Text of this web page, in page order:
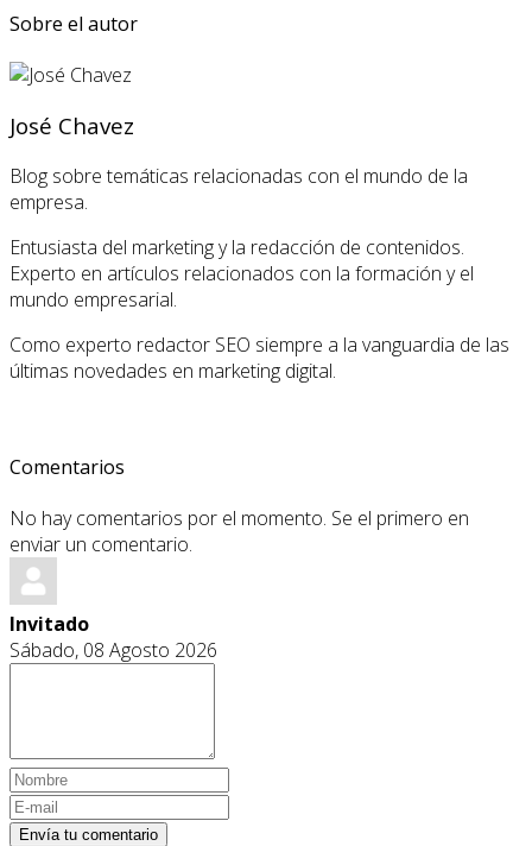
Sobre el autor
José Chavez
Blog sobre temáticas relacionadas con el mundo de la
empresa.
Entusiasta del marketing y la redacción de contenidos.
Experto en artículos relacionados con la formación y el
mundo empresarial.
Como experto redactor SEO siempre a la vanguardia de las
últimas novedades en marketing digital.
Comentarios
No hay comentarios por el momento. Se el primero en
enviar un comentario.
Invitado
Sábado, 08 Agosto 2026
Envía tu comentario